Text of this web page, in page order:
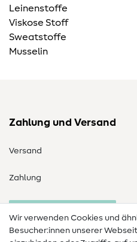
Leinenstoffe
Viskose Stoff
Sweatstoffe
Musselin
Zahlung und Versand
Versand
Zahlung
Wir verwenden Cookies und
Besucher:innen unserer